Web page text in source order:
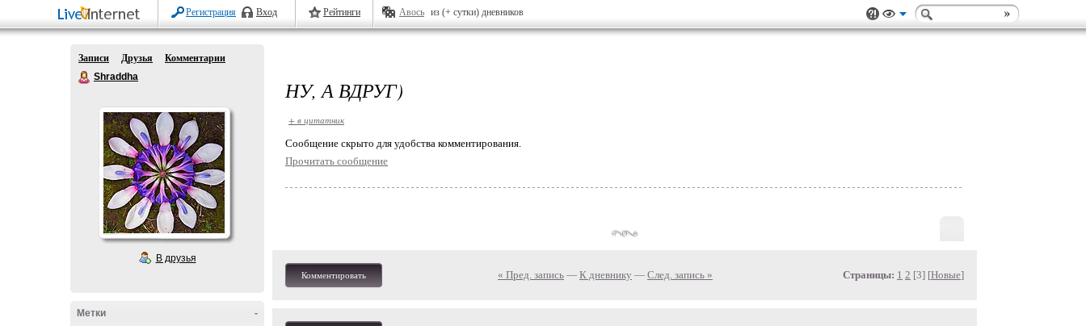
Регистрация Вход Рейтинги Авось из (+ сутки) дневников
Записи Друзья
Комментарии
Shraddha
В друзья
-
Метки
НУ, А ВДРУГ)
+ в цитатник
Cообщение скрыто для удобства комментирования.
Прочитать сообщение
Комментировать « Пред. запись — К дневнику — След. запись » Страницы: 1 2 [3] [Новые]